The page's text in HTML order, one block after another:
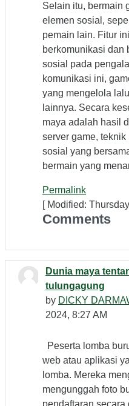
Selain itu, bermain
elemen sosial,
pemain lain. Fitur
berkomunikasi dan
sosial pada
komunikasi ini,
yang mengelola
lainnya. Secara
maya adalah hasil
server game,
sosial yang
bermain yang
Permalink
[ Modified:
Comments
Dunia maya
tulungagung
by DICKY
2024, 8:27 AM
Peserta lomba
web atau aplikasi
lomba. Mereka
mengunggah foto